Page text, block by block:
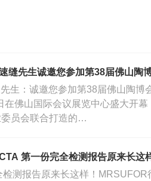
速缝先生诚邀您参加第38届佛山陶
生：诚邀您参加第38届佛山陶
在佛山国际会议展览中心盛大开
员会联合打造的…
第一份完全检测报告原来长这
检测报告原来长这样！